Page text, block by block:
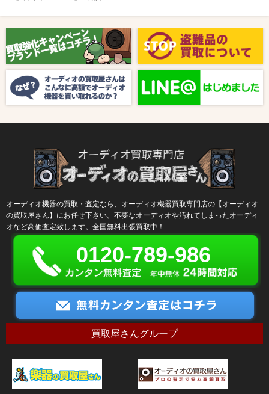
【8月キャンペーン】ご紹介
2024/10/04 新着情報
【ラジオ番組放送のお知らせ】
オーディオ機器の買取・査定なら、オーディオ機器買取専門店の【オーディオ
の買取屋さん】にお任せ下さい。不要なオーディオや汚れてしまったオーディ
オなど高価査定致します。全国無料出張買取中！
0120-789-986
買取屋さんグループ